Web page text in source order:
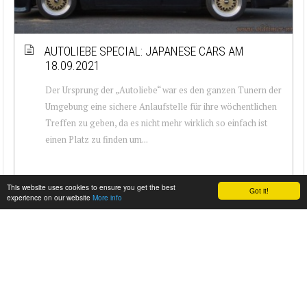
Got it!
This website uses cookies to ensure you get the best
experience on our website More info
AUTOLIEBE SPECIAL: JAPANESE CARS AM
18.09.2021
Der Ursprung der „Autoliebe“ war es den ganzen Tunern der
Umgebung eine sichere Anlaufstelle für ihre wöchentlichen
Treffen zu geben, da es nicht mehr wirklich so einfach ist
einen Platz zu finden um...